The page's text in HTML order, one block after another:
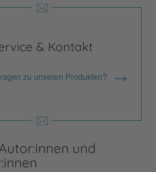
& Kontakt
zu unseren Produkten?
und